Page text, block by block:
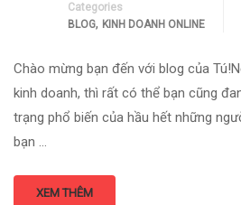
Categories
BLOG, KINH DOANH ONLINE
Chào mừng bạn đến với blog của
kinh doanh, thì rất có thể bạn cũng
trạng phổ biến của hầu hết những
bạn …
XEM THÊM